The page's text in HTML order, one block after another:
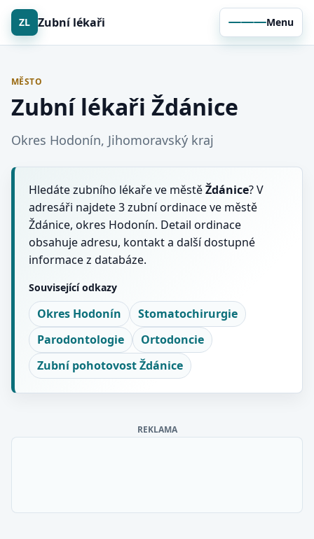
ZL Zubní lékaři Menu
MĚSTO
Zubní lékaři Ždánice
Okres Hodonín, Jihomoravský kraj
Hledáte zubního lékaře ve městěŽdánice? V
adresáři najdete 3 zubní ordinace ve městě
Ždánice, okres Hodonín. Detail ordinace
obsahuje adresu, kontakt a další dostupné
informace z databáze.
Související odkazy
Okres Hodonín
Stomatochirurgie
Parodontologie
Ortodoncie
Zubní pohotovost Ždánice
REKLAMA